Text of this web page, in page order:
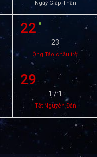
Ngày Giáp Thân
22
23
Ông Táo chầu trời
29
1 / 1
Tết Nguyên Đán